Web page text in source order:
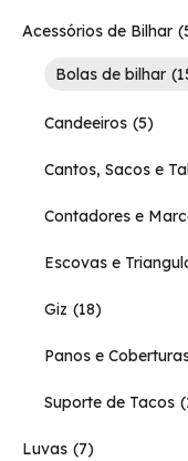
Acessórios de Bilhar
Bolas de bilhar
Candeeiros 5
Cantos, Sacos e
Contadores e
Escovas e
Giz 18
Panos e
Suporte de Tacos
Luvas 7